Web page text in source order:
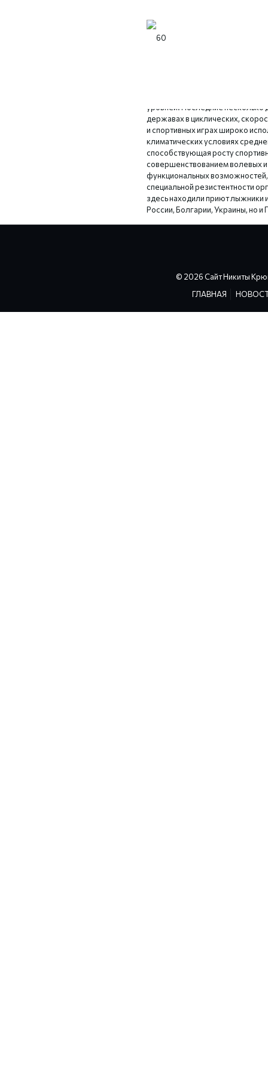
уровней. Последние несколько
державах в циклических,
и спортивных играх широко
климатических условиях
способствующая росту
совершенствованием волевых
функциональных возможностей,
специальной резистентности
здесь находили приют лыжники
России, Болгарии, Украины, но и
© 2026 Сайт Никиты
ГЛАВНАЯ